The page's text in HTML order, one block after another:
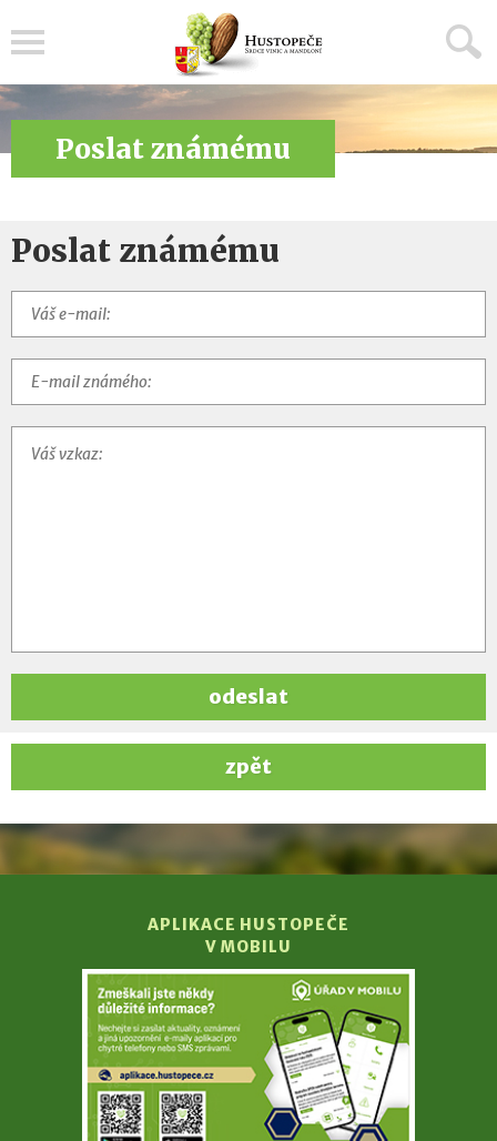
Poslat známému
Poslat známému
odeslat
zpět
APLIKACE HUSTOPEČE
V MOBILU